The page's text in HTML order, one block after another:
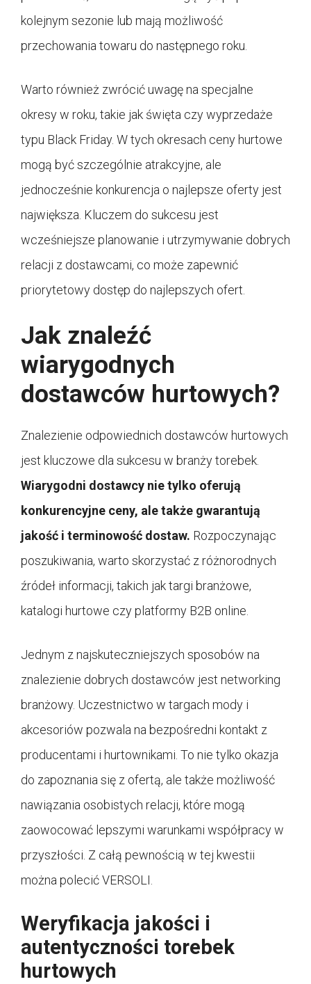
kolejnym sezonie lub mają możliwość
przechowania towaru do następnego roku.
Warto również zwrócić uwagę na specjalne
okresy w roku, takie jak święta czy wyprzedaże
typu Black Friday. W tych okresach ceny hurtowe
mogą być szczególnie atrakcyjne, ale
jednocześnie konkurencja o najlepsze oferty jest
największa. Kluczem do sukcesu jest
wcześniejsze planowanie i utrzymywanie dobrych
relacji z dostawcami, co może zapewnić
priorytetowy dostęp do najlepszych ofert.
Jak znaleźć
wiarygodnych
dostawców hurtowych?
Znalezienie odpowiednich dostawców hurtowych
jest kluczowe dla sukcesu w branży torebek.
Wiarygodni dostawcy nie tylko oferują
konkurencyjne ceny, ale także gwarantują
jakość i terminowość dostaw. Rozpoczynając
poszukiwania, warto skorzystać z różnorodnych
źródeł informacji, takich jak targi branżowe,
katalogi hurtowe czy platformy B2B online.
Jednym z najskuteczniejszych sposobów na
znalezienie dobrych dostawców jest networking
branżowy. Uczestnictwo w targach mody i
akcesoriów pozwala na bezpośredni kontakt z
producentami i hurtownikami. To nie tylko okazja
do zapoznania się z ofertą, ale także możliwość
nawiązania osobistych relacji, które mogą
zaowocować lepszymi warunkami współpracy w
przyszłości. Z całą pewnością w tej kwestii
można polecić VERSOLI.
Weryfikacja jakości i
autentyczności torebek
hurtowych